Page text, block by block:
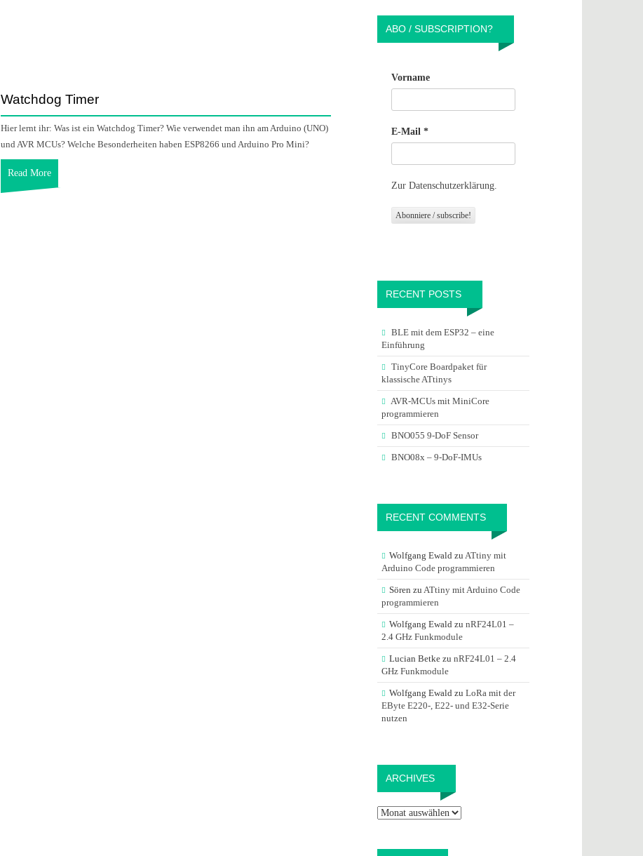
Watchdog Timer
Hier lernt ihr: Was ist ein Watchdog Timer? Wie verwendet man ihn am Arduino (UNO)
und AVR MCUs? Welche Besonderheiten haben ESP8266 und Arduino Pro Mini?
Read More
ABO / SUBSCRIPTION?
Vorname
E-Mail *
Zur Datenschutzerklärung.
RECENT POSTS
BLE mit dem ESP32 – eine
Einführung
TinyCore Boardpaket für
klassische ATtinys
AVR-MCUs mit MiniCore
programmieren
BNO055 9-DoF Sensor
BNO08x – 9-DoF-IMUs
RECENT COMMENTS
Wolfgang Ewaldzu ATtiny mit
Arduino Code programmieren
Sören zu ATtiny mit Arduino Code
programmieren
Wolfgang Ewaldzu nRF24L01 –
2.4 GHz Funkmodule
Lucian Betkezu nRF24L01 – 2.4
GHz Funkmodule
Wolfgang Ewaldzu LoRa mit der
EByte E220-, E22- und E32-Serie
nutzen
ARCHIVES